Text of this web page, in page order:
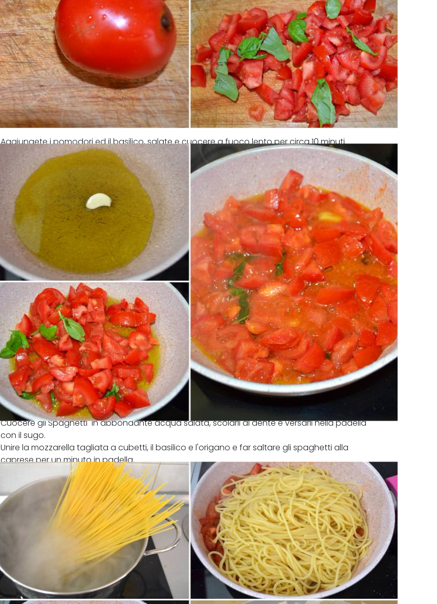
Far rosolare l'aglio e il peperoncino in una padella con olio extravergine di oliva.
Aggiungete i pomodori ed il basilico, salate e cuocere a fuoco lento per circa 10 minuti.
Cuocere gli Spaghetti in abbondante acqua salata, scolarli al dente e versarli nella padella
con il sugo.
Unire la mozzarella tagliata a cubetti, il basilico e l'origano e far saltare gli spaghetti alla
caprese per un minuto in padella.